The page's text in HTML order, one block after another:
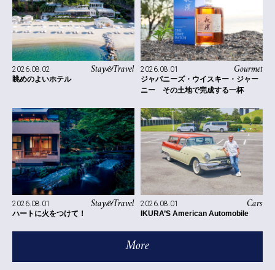
Stay&Travel
2026.08.02
眺めのよいホテル
Gourmet
2026.08.01
ジャパニーズ・ウイスキー・ジャー
ニー その土地で完成する一杯
Stay&Travel
2026.08.01
ハートに火をつけて！
Cars
2026.08.01
IKURA’S American Automobile
More